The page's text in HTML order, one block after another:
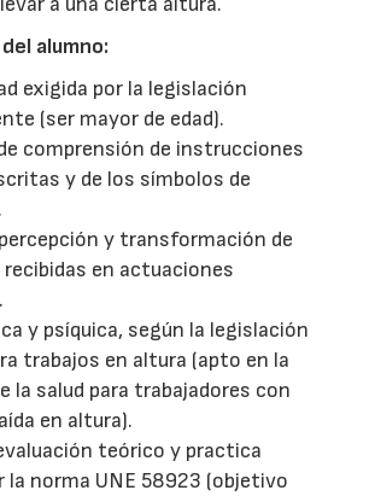
alumno:
exigida por la legislación
(ser mayor de edad).
comprensión de instrucciones
y de los símbolos de
y transformación de
recibidas en actuaciones
y psíquica, según la legislación
trabajos en altura (apto en la
la salud para trabajadores con
en altura).
teórico y practica
la norma UNE 58923 (objetivo